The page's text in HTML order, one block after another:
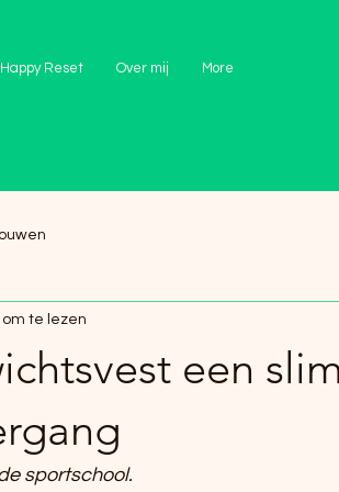
Reset Over mij More
een
te lezen
sportschool.